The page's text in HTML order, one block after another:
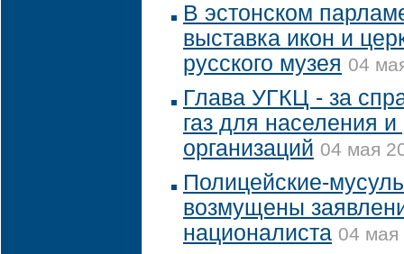
В эстонском
выставка икон и
русского музея 04
Глава УГКЦ - за
газ для населения
организаций 04 мая
Полицейские-
возмущены
националиста 04 мая